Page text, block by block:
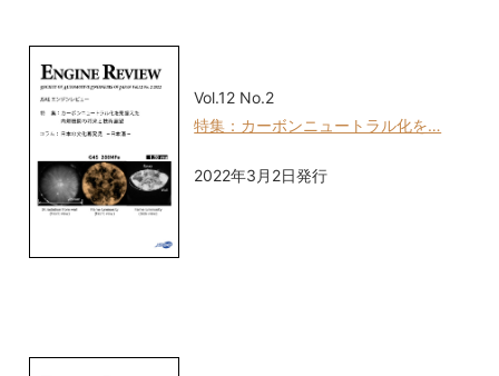
Vol.12 No.2
特集：カーボンニュートラル化を…
2022年3月2日発行